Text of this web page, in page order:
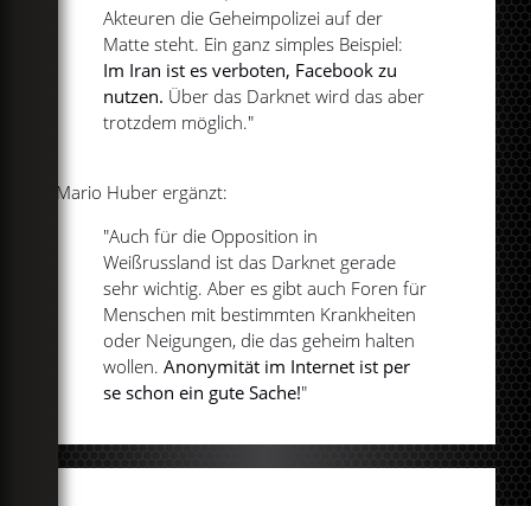
Akteuren die Geheimpolizei auf der
Matte steht. Ein ganz simples Beispiel:
Im Iran ist es verboten, Facebook zu
nutzen. Über das Darknet wird das aber
trotzdem möglich."
Mario Huber ergänzt:
"Auch für die Opposition in
Weißrussland ist das Darknet gerade
sehr wichtig. Aber es gibt auch Foren für
Menschen mit bestimmten Krankheiten
oder Neigungen, die das geheim halten
wollen.Anonymität im Internet ist per
se schon ein gute Sache!"